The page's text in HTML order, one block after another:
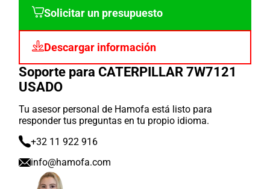
Solicitar un presupuesto
Descargar información
Soporte para CATERPILLAR 7W7121
USADO
Tu asesor personal de Hamofa está listo para
responder tus preguntas en tu propio idioma.
+32 11 922 916
info@hamofa.com